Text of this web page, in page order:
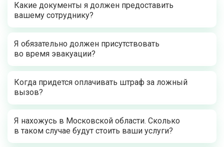
Какие документы я должен предоставить
вашему сотруднику?
Я обязательно должен присутствовать
во время эвакуации?
Когда придется оплачивать штраф за ложный
вызов?
Я нахожусь в Московской области. Сколько
в таком случае будут стоить ваши услуги?